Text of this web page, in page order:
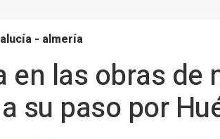
- almería
en las obras
su paso por